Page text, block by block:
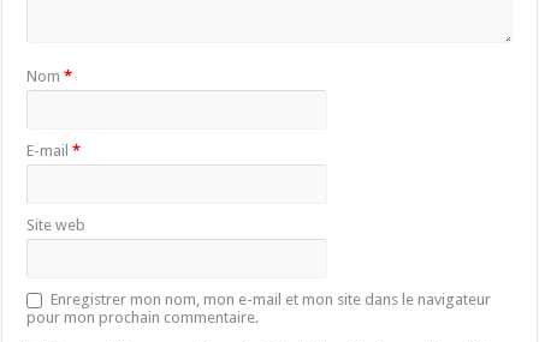
Nom*
E-mail*
Site web
Enregistrer mon nom, mon e-mail et mon site dans le navigateur
pour mon prochain commentaire.